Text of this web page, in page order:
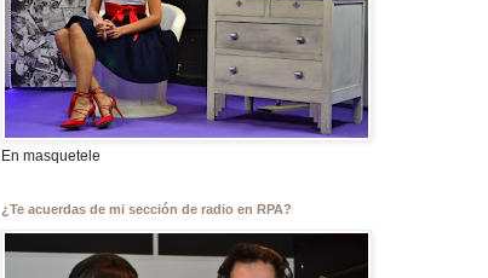
En masquetele
¿Te acuerdas de mi sección de radio en RPA?